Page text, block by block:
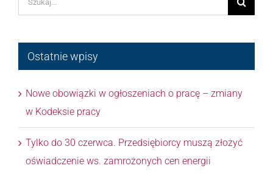
Ostatnie wpisy
Nowe obowiązki w ogłoszeniach o pracę – zmiany
w Kodeksie pracy
Tylko do 30 czerwca. Przedsiębiorcy muszą złożyć
oświadczenie ws. zamrożonych cen energii